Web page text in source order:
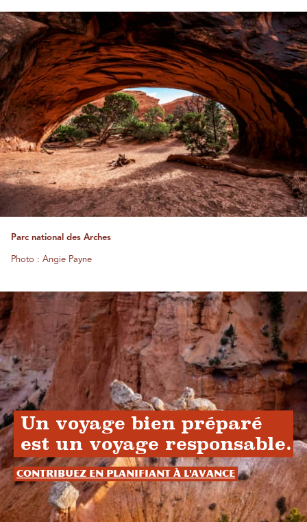
Parc national des Arches
Photo : Angie Payne
Un voyage bien préparé
est un voyage responsable.
Contribuez en planifiant à l'avance